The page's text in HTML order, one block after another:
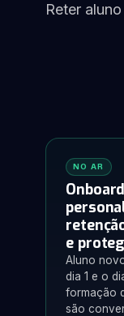
Reter
NO AR
e
Aluno
dia 1 e o
formação
são